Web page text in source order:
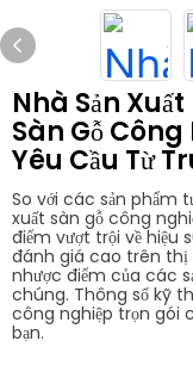
Nhà Sản
Sàn Gỗ
Yêu Cầu Từ
So với các sản phẩm
xuất sàn gỗ công
điểm vượt trội về hiệu
đánh giá cao trên thị
nhược điểm của các
chúng. Thông số kỹ
công nghiệp trọn gói
bạn.